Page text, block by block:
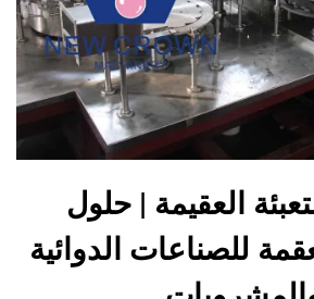
العقيمة | حلول
للصناعات الدوائية